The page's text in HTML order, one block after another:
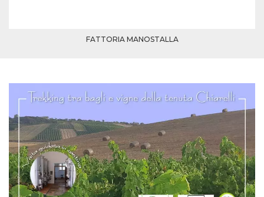
FATTORIA MANOSTALLA